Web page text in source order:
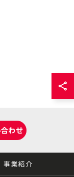
わせ
事業紹介